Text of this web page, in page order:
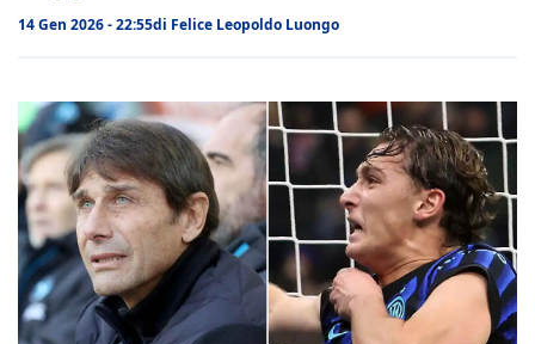
14 Gen 2026 - 22:55di Felice Leopoldo Luongo